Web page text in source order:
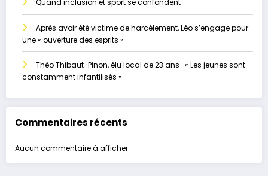
Après avoir été victime de harcèlement, Léo s’engage pour
une « ouverture des esprits »
Théo Thibaut-Pinon, élu local de 23 ans : « Les jeunes sont
constamment infantilisés »
Commentaires récents
Aucun commentaire à afficher.